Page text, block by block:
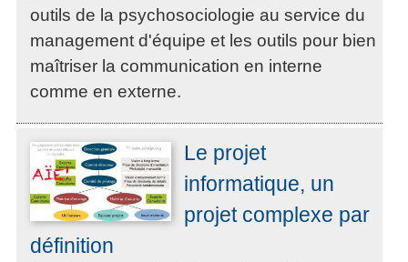
outils de la psychosociologie au service du
management d'équipe et les outils pour bien
maîtriser la communication en interne
comme en externe.
Le projet
informatique, un
projet complexe par
définition